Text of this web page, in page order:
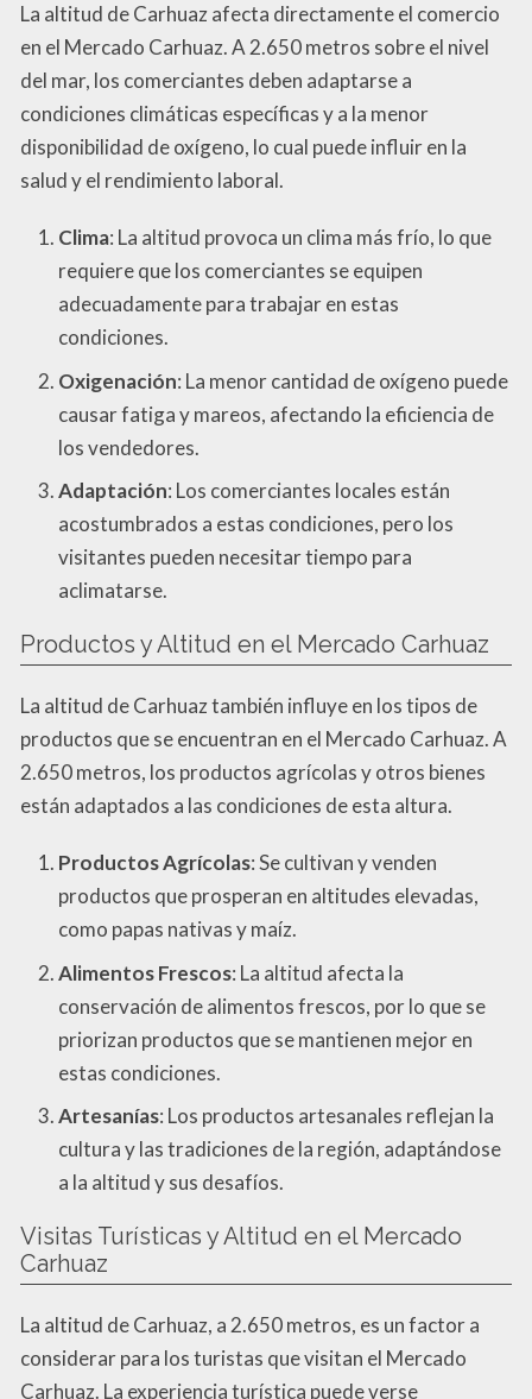
La altitud de Carhuaz afecta directamente el comercio
en el Mercado Carhuaz. A 2.650 metros sobre el nivel
del mar, los comerciantes deben adaptarse a
condiciones climáticas específicas y a la menor
disponibilidad de oxígeno, lo cual puede influir en la
salud y el rendimiento laboral.
Clima: La altitud provoca un clima más frío, lo que
requiere que los comerciantes se equipen
adecuadamente para trabajar en estas
condiciones.
Oxigenación: La menor cantidad de oxígeno puede
causar fatiga y mareos, afectando la eficiencia de
los vendedores.
Adaptación: Los comerciantes locales están
acostumbrados a estas condiciones, pero los
visitantes pueden necesitar tiempo para
aclimatarse.
Productos y Altitud en el Mercado Carhuaz
La altitud de Carhuaz también influye en los tipos de
productos que se encuentran en el Mercado Carhuaz. A
2.650 metros, los productos agrícolas y otros bienes
están adaptados a las condiciones de esta altura.
Productos Agrícolas: Se cultivan y venden
productos que prosperan en altitudes elevadas,
como papas nativas y maíz.
Alimentos Frescos: La altitud afecta la
conservación de alimentos frescos, por lo que se
priorizan productos que se mantienen mejor en
estas condiciones.
Artesanías: Los productos artesanales reflejan la
cultura y las tradiciones de la región, adaptándose
a la altitud y sus desafíos.
Visitas Turísticas y Altitud en el Mercado
Carhuaz
La altitud de Carhuaz, a 2.650 metros, es un factor a
considerar para los turistas que visitan el Mercado
Carhuaz. La experiencia turística puede verse